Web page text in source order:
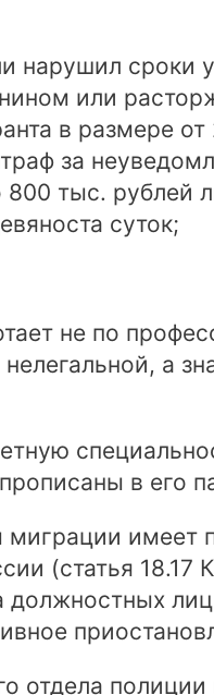
нарушил
или
в размере
за
тыс. рублей
суток;
не по
а
в его
имеет
(статья
отдела